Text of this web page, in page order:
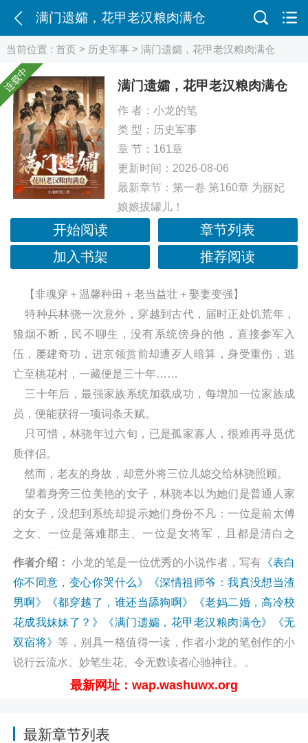
满门遗孀，花甲老汉粮肉满仓
当前位置 :首页 > 历史军事 > 满门遗孀，花甲老汉粮肉满仓
连载中 满门遗孀，花甲老汉粮肉满仓
作 者： 小龙的笔
类 型： 历史军事
章 节：161章
更新时间：2026-08-06
最新章节： 第一卷 第160章 为丽妃
娘娘拔罐儿！
开始阅读
章节列表
加入书架
推荐阅读
【非魂穿＋温馨种田＋老当益壮＋娶妻变强】
特种兵林骁一次意外，穿越到古代，届时正处饥荒年，
狼烟不断，民不聊生，没有系统傍身的他，直接参军入
伍，屡建奇功，进京领赏前却遭歹人暗算，身受重伤，逃
亡至桃花村，一藏便是三十年……
三十年后，最强家族系统加载成功，每增加一位家族成
员，便能获得一项词条天赋。
只可惜，林骁年过六旬，已是孤家寡人，很难再寻觅优
质伴侣。
然而，老友的身故，却意外将三位儿媳交给林骁照顾。
望着身旁三位美艳的女子，林骁本以为她们是普通人家
的女子，没想到系统却提示她们身份不凡：一位是前太傅
之女、一位是落难郡主、一位是女将军，且都是清白之
至此，林骁便走上一条娶妻变强的道路，将这乱世杀得
前期种田，后期争霸！阅读满门遗孀，花甲老汉粮肉满
作者介绍： 小龙的笔是一位优秀的小说作者，写有 《表白
你不同意，变心你哭什么》
《深情祖师爷：我真没想当渣
男啊》
《都穿越了，谁还当舔狗啊》
《老妈二婚，高冷校
花成我妹妹了？》
《满门遗孀，花甲老汉粮肉满仓》
《无
双宿将》 等，别具一格值得一读，作者小龙的笔创作的小
说行云流水、妙笔生花、令无数读者心驰神往。。
最新网址：wap.washuwx.org
最新章节列表